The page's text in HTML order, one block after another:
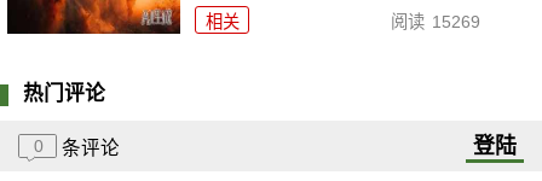
相关 阅读 15269
热门评论
0 条评论 登陆